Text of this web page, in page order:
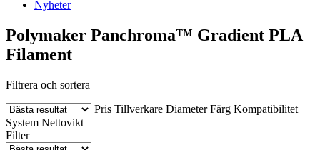
Nyheter
Polymaker Panchroma™ Gradient PLA
Filament
Filtrera och sortera
Pris Tillverkare Diameter Färg Kompatibilitet
System Nettovikt
Filter